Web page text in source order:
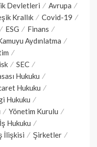
Devletleri
Avrupa
Krallık
Covid-19
ESG
Finans
Aydınlatma
SEC
Hukuku
Hukuku
Hukuku
Yönetim Kurulu
İş Hukuku
İlişkisi
Şirketler